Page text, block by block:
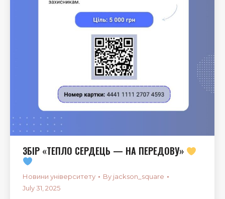
ЗБІР «ТЕПЛО СЕРДЕЦЬ — НА ПЕРЕДОВУ»
Новини університету By jackson_square
July 31, 2025